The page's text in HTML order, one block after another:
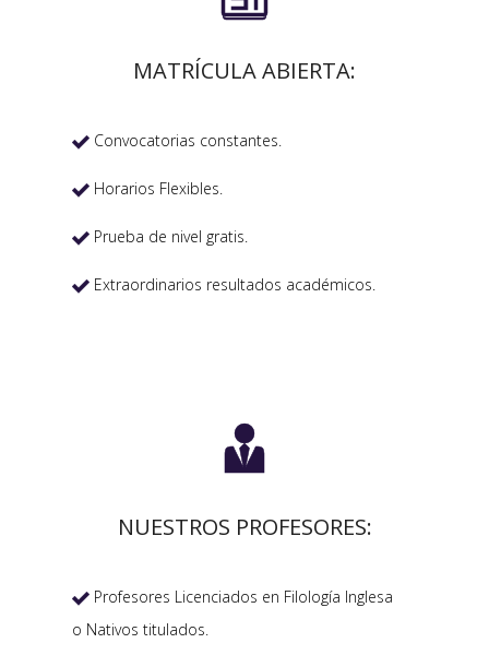
MATRÍCULA ABIERTA:
 Convocatorias constantes.
 Horarios Flexibles.
 Prueba de nivel gratis.
 Extraordinarios resultados académicos.

NUESTROS PROFESORES:
 Profesores Licenciados en Filología Inglesa
o Nativos titulados.